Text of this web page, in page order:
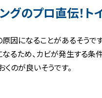
グのプロ直伝！ト
因になることがあるそうで
なるため、カビが発生する条
のが良いそうです。